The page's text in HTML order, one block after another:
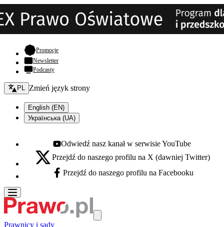
Promocje- otwiera się w nowej karcie
Newsletter
Podcasty
Zmień język - bieżący:
PL Zmień język strony
English (EN)
Українська (UA)
Youtube - otwiera się w nowej karcie
Odwiedź nasz kanał w serwisie YouTube
X - otwiera się w nowej karcie
Przejdź do naszego profilu na X (dawniej Twitter)
Facebook - otwiera się w nowej karcie
Przejdź do naszego profilu na Facebooku
Prawnicy i sądy